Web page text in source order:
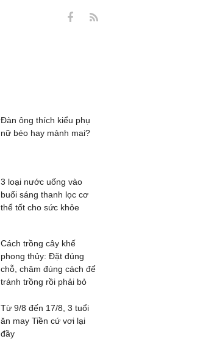
Đàn ông thích kiểu phụ
nữ béo hay mảnh mai?
3 loại nước uống vào
buổi sáng thanh lọc cơ
thể tốt cho sức khỏe
Cách trồng cây khế
phong thủy: Đặt đúng
chỗ, chăm đúng cách để
tránh trồng rồi phải bỏ
Từ 9/8 đến 17/8, 3 tuổi
ăn may Tiền cứ vơi lại
đầy